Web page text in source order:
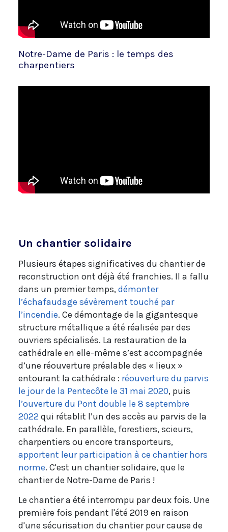
Notre-Dame de Paris : le temps des
charpentiers
Un chantier solidaire
Plusieurs étapes significatives du chantier de
reconstruction ont déjà été franchies. Il a fallu
dans un premier temps,démonter
l’échafaudage sévèrement touché par
l’incendie. Ce démontage de la gigantesque
structure métallique a été réalisée par des
ouvriers spécialisés. La restauration de la
cathédrale en elle-même s’est accompagnée
d’une réouverture préalable des « lieux »
entourant la cathédrale : réouverture du parvis
le jour de la Pentecôte le 31 mai 2020, puis
l’ouverture du Pont double le 8 septembre
2022 qui rétablit l’un des accès au parvis de la
cathédrale. En parallèle, forestiers, scieurs,
charpentiers ou encore transporteurs,
apportent leur participation à ce chantier hors
norme. C'est un chantier solidaire, que le
chantier de Notre-Dame de Paris !
Le chantier a été interrompu par deux fois. Une
première fois pendant l'été 2019 en raison
d'une sécurisation du chantier pour cause de